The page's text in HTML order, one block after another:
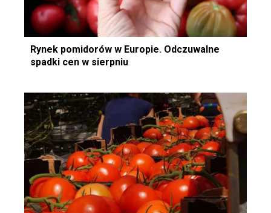
Rynek pomidorów w Europie. Odczuwalne
spadki cen w sierpniu